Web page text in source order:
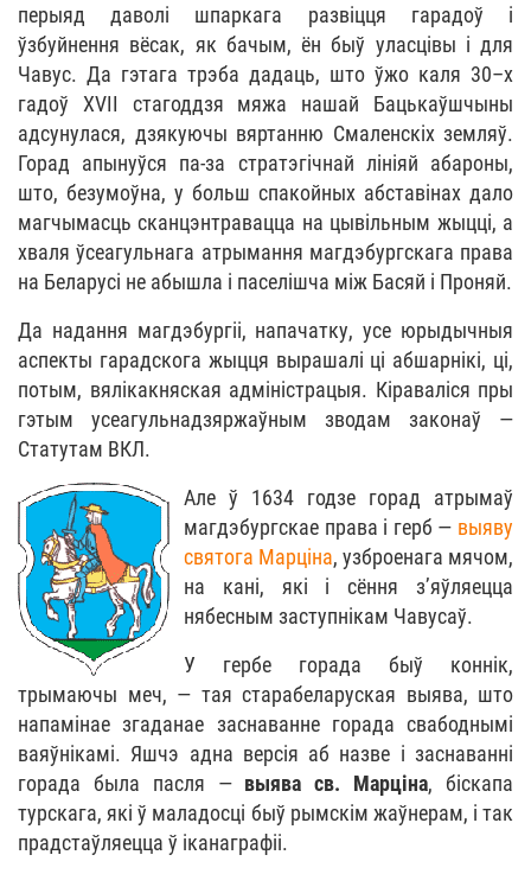
перыяд даволі шпаркага развіцця гарадоў і
ўзбуйнення вёсак, як бачым, ён быў уласцівы і для
Чавус. Да гэтага трэба дадаць, што ўжо каля 30–х
гадоў XVII стагоддзя мяжа нашай Бацькаўшчыны
адсунулася, дзякуючы вяртанню Смаленскіх земляў.
Горад апынуўся па-за стратэгічнай лініяй абароны,
што, безумоўна, у больш спакойных абставінах дало
магчымасць сканцэнтравацца на цывільным жыцці, а
хваля ўсеагульнага атрымання магдэбургскага права
на Беларусі не абышла і паселішча між Басяй і Проняй.
Да надання магдэбургіі, напачатку, усе юрыдычныя
аспекты гарадскога жыцця вырашалі ці абшарнікі, ці,
потым, вялікакняская адміністрацыя. Кіраваліся пры
гэтым усеагульнадзяржаўным зводам законаў —
Статутам ВКЛ.
Але ў 1634 годзе горад атрымаў
магдэбургскае права і герб — выяву
святога Mapцінa, узброенага мячом,
на кані, які і сёння з’яўляецца
нябесным заступнікам Чавусаў.
У гербе горада быў коннік,
трымаючы меч, — тая старабеларуская выява, што
напамінае згаданае заснаванне горада свабоднымі
ваяўнікамі. Яшчэ адна версія аб назве і заснаванні
горада была пасля — выява св. Марціна, біскапа
турскага, які ў маладосці быў рымскім жаўнерам, і так
прадстаўляецца ў іканаграфіі.